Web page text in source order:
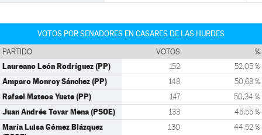
VOTOS POR SENADORES EN CASARES DE LAS HURDES
PARTIDO VOTOS %
Laureano León Rodríguez (PP) 152 52,05 %
Amparo Monroy Sánchez (PP) 148 50,68 %
Rafael Mateos Yuste (PP) 147 50,34 %
Juan Andrés Tovar Mena (PSOE) 133 45,55 %
María Luisa Gómez Blázquez
130 44,52 %